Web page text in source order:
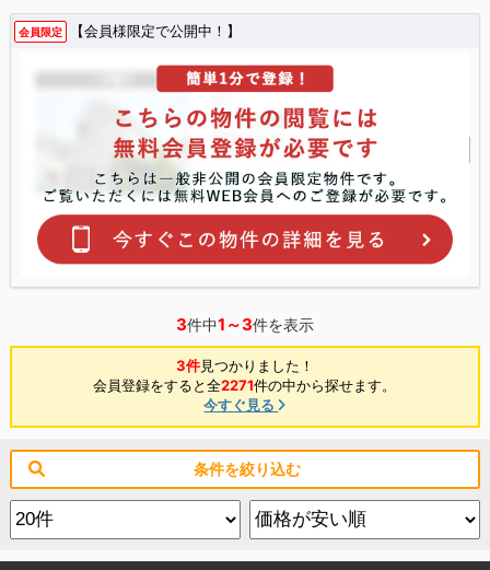
会員限定 【会員様限定で公開中！】
3件中1～3件を表示
3件見つかりました！
会員登録をすると全2271件の中から探せます。
今すぐ見る
条件を絞り込む